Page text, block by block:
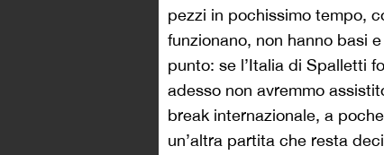
pezzi in pochissimo tempo,
funzionano, non hanno basi
punto: se l’Italia di Spalletti
adesso non avremmo
break internazionale, a
un’altra partita che resta